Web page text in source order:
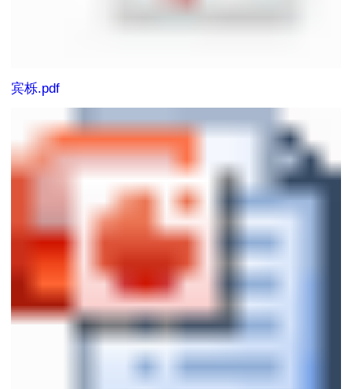
宾栎.pdf